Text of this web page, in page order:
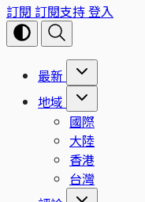
訂閱 訂閱支持登入
最新
地域
國際
大陸
香港
台灣